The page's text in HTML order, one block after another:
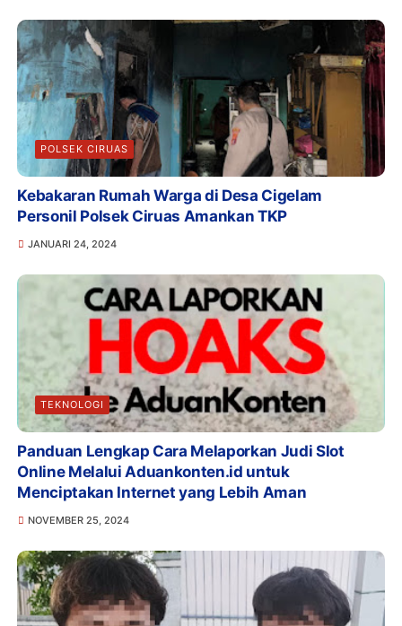
POLSEK CIRUAS
Kebakaran Rumah Warga di Desa Cigelam
Personil Polsek Ciruas Amankan TKP
JANUARI 24, 2024
TEKNOLOGI
Panduan Lengkap Cara Melaporkan Judi Slot
Online Melalui Aduankonten.id untuk
Menciptakan Internet yang Lebih Aman
NOVEMBER 25, 2024